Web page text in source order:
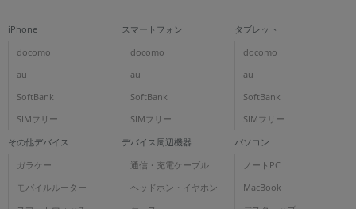
iPhone
docomo
au
SoftBank
SIMフリー
スマートフォン
docomo
au
SoftBank
SIMフリー
タブレット
docomo
au
SoftBank
SIMフリー
その他デバイス
ガラケー
モバイルルーター
デバイス周辺機器
通信・充電ケーブル
ヘッドホン・イヤホン
パソコン
ノートPC
MacBook